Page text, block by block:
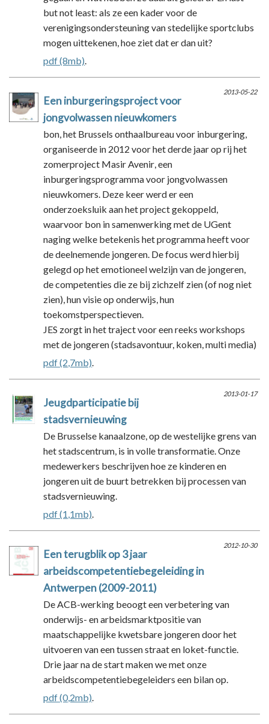
but not least: als ze een kader voor de
verenigingsondersteuning van stedelijke sportclubs
mogen uittekenen, hoe ziet dat er dan uit?
pdf (8mb).
2013-05-22
Een inburgeringsproject voor
jongvolwassen nieuwkomers
bon, het Brussels onthaalbureau voor inburgering,
organiseerde in 2012 voor het derde jaar op rij het
zomerproject Masir Avenir, een
inburgeringsprogramma voor jongvolwassen
nieuwkomers. Deze keer werd er een
onderzoeksluik aan het project gekoppeld,
waarvoor bon in samenwerking met de UGent
naging welke betekenis het programma heeft voor
de deelnemende jongeren. De focus werd hierbij
gelegd op het emotioneel welzijn van de jongeren,
de competenties die ze bij zichzelf zien (of nog niet
zien), hun visie op onderwijs, hun
toekomstperspectieven.
JES zorgt in het traject voor een reeks workshops
met de jongeren (stadsavontuur, koken, multi media)
pdf (2,7mb).
2013-01-17
Jeugdparticipatie bij
stadsvernieuwing
De Brusselse kanaalzone, op de westelijke grens van
het stadscentrum, is in volle transformatie. Onze
medewerkers beschrijven hoe ze kinderen en
jongeren uit de buurt betrekken bij processen van
stadsvernieuwing.
pdf (1,1mb).
2012-10-30
Een terugblik op 3 jaar
arbeidscompetentiebegeleiding in
Antwerpen (2009-2011)
De ACB-werking beoogt een verbetering van
onderwijs- en arbeidsmarktpositie van
maatschappelijke kwetsbare jongeren door het
uitvoeren van een tussen straat en loket-functie.
Drie jaar na de start maken we met onze
arbeidscompetentiebegeleiders een bilan op.
pdf (0,2mb).